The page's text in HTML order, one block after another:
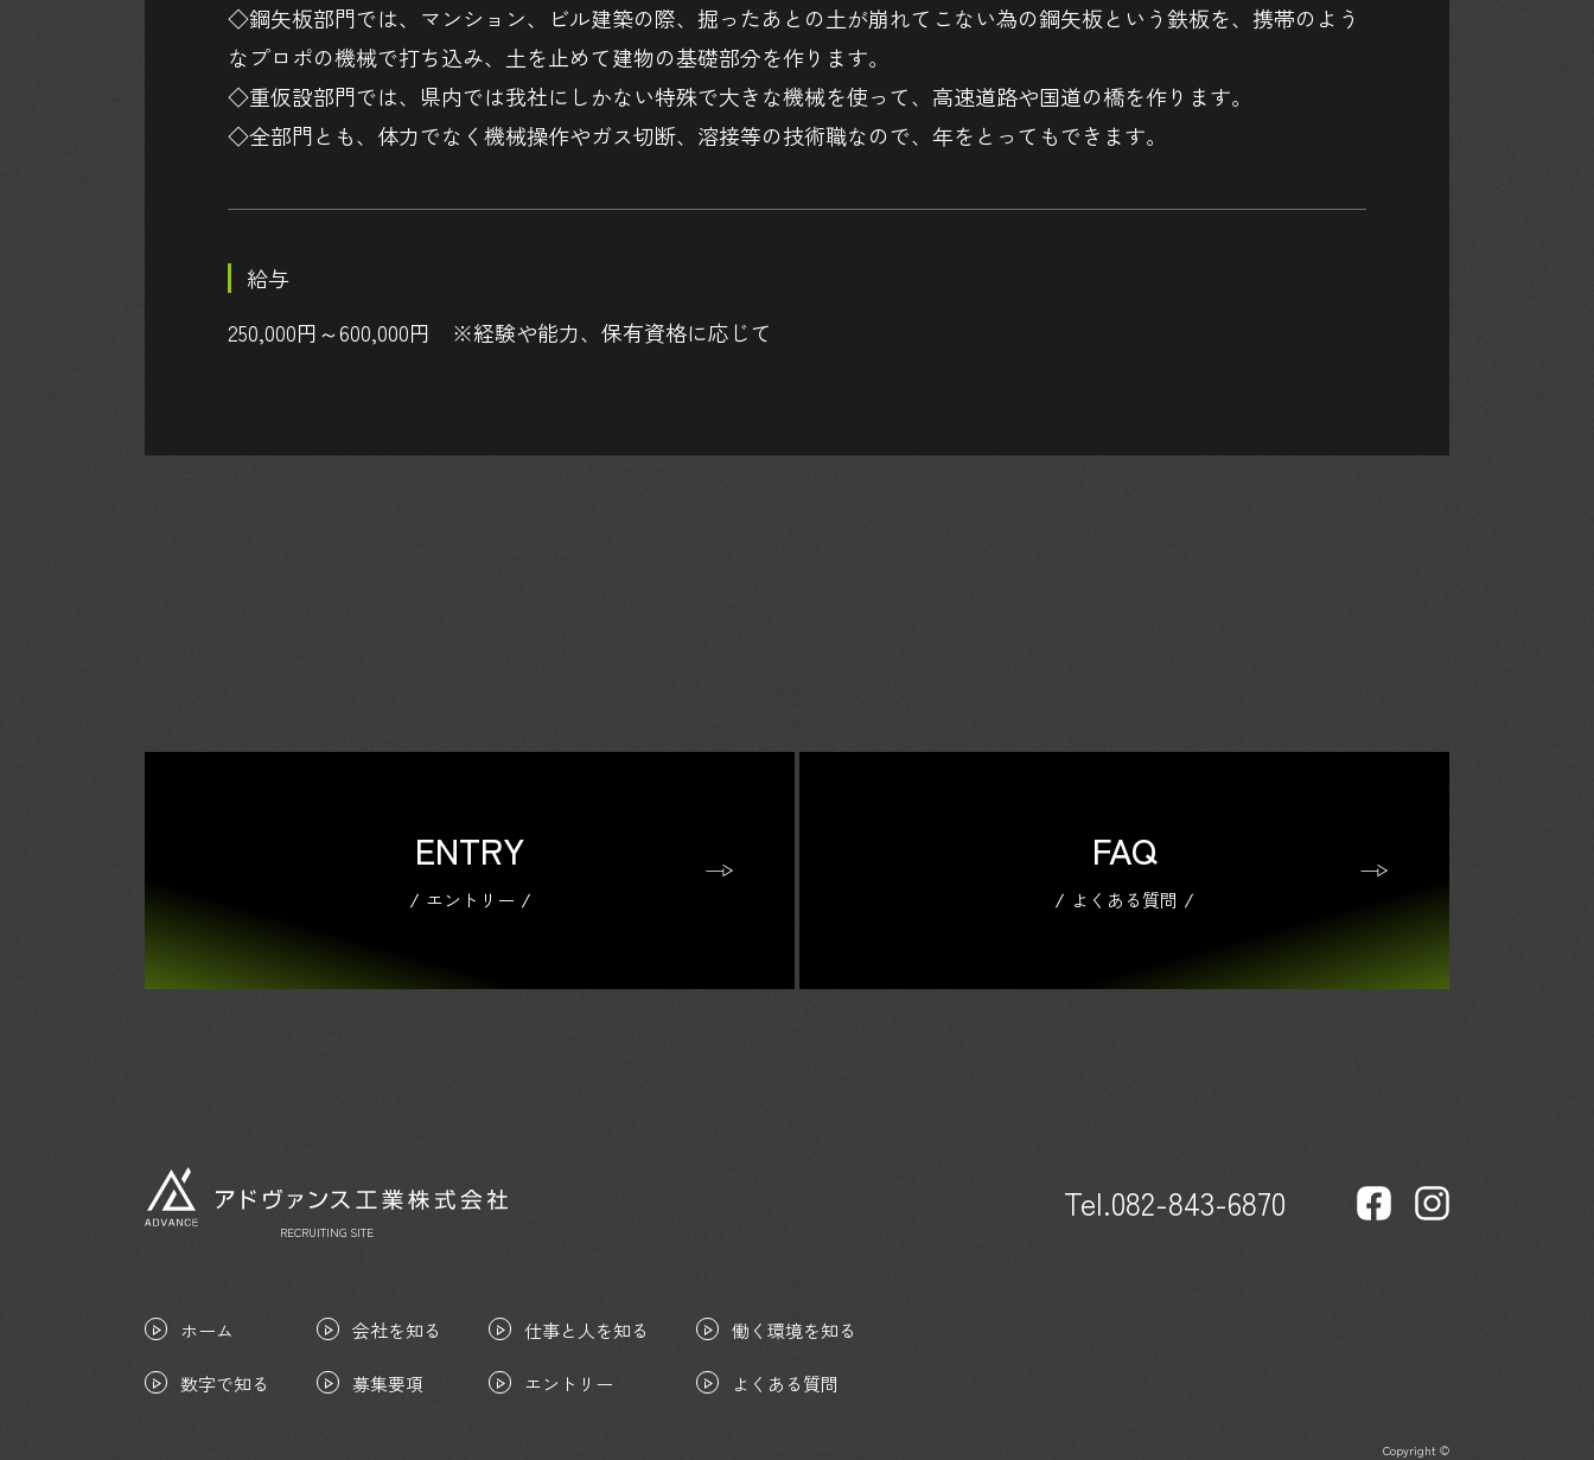
◇鋼矢板部門では、マンション、ビル建築の際、掘ったあとの土が崩れてこない為の鋼矢板という鉄板を、携帯のよう
なプロポの機械で打ち込み、土を止めて建物の基礎部分を作ります。
◇重仮設部門では、県内では我社にしかない特殊で大きな機械を使って、高速道路や国道の橋を作ります。
◇全部門とも、体力でなく機械操作やガス切断、溶接等の技術職なので、年をとってもできます。
給与
250,000円～600,000円 ※経験や能力、保有資格に応じて
ENTRY
エントリー
FAQ
よくある質問
RECRUITING SITE
Tel.082-843-6870
ホーム 会社を知る 仕事と人を知る 働く環境を知る
数字で知る 募集要項 エントリー よくある質問
Copyright ©